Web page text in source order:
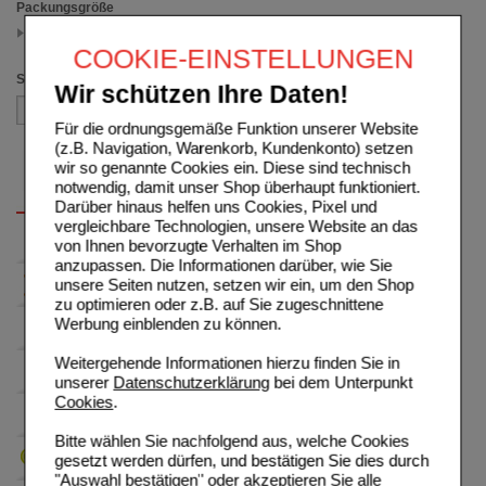
COOKIE-EINSTELLUNGEN
Wir schützen Ihre Daten!
Für die ordnungsgemäße Funktion unserer Website
(z.B. Navigation, Warenkorb, Kundenkonto) setzen
wir so genannte Cookies ein. Diese sind technisch
notwendig, damit unser Shop überhaupt funktioniert.
Darüber hinaus helfen uns Cookies, Pixel und
vergleichbare Technologien, unsere Website an das
von Ihnen bevorzugte Verhalten im Shop
anzupassen. Die Informationen darüber, wie Sie
unsere Seiten nutzen, setzen wir ein, um den Shop
zu optimieren oder z.B. auf Sie zugeschnittene
Werbung einblenden zu können.
Weitergehende Informationen hierzu finden Sie in
unserer Datenschutzerklärungbei dem Unterpunkt
Cookies.
Bitte wählen Sie nachfolgend aus, welche Cookies
gesetzt werden dürfen, und bestätigen Sie dies durch
"Auswahl bestätigen" oder akzeptieren Sie alle
Packungsgröße
Sortieren nach